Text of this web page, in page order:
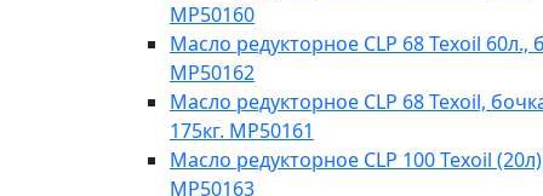
MP50160
Масло редукторное CLP 68 Texoil 60л.,
MP50162
Масло редукторное CLP 68 Texoil,
175кг. MP50161
Масло редукторное CLP 100 Texoil (20л)
MP50163